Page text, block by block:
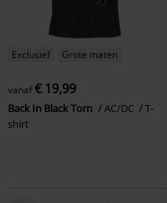
Exclusief Grote maten
vanaf€ 19,99
Back In Black Torn AC/DC
T-
shirt